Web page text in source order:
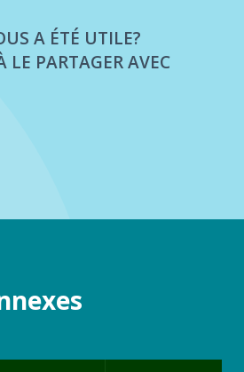
A ÉTÉ UTILE?
LE PARTAGER AVEC